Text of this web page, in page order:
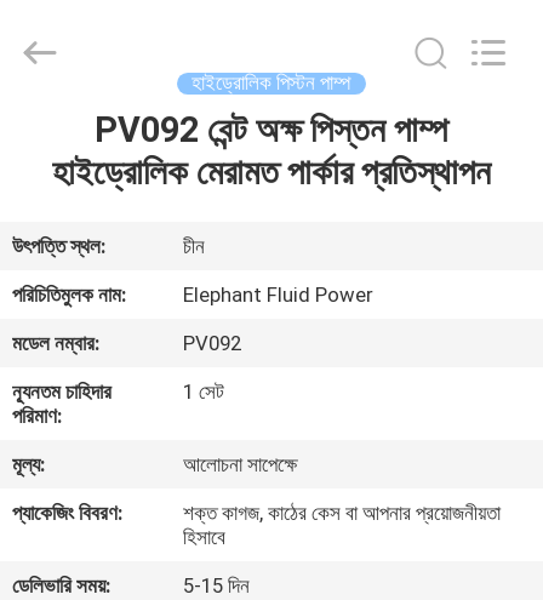
আমাদের
সম্পর্কে
কারখানা
ভ্রমণ
মান
নিয়ন্ত্রণ
Power
Co.,Ltd.
হাইড্রোলিক পিস্টন পাম্প
PV092 বেন্ট অক্ষ পিস্তন পাম্প
হাইড্রোলিক মেরামত পার্কার প্রতিস্থাপন
উৎপত্তি স্থল:
চীন
পরিচিতিমুলক নাম:
Elephant Fluid Power
মডেল নম্বার:
PV092
ন্যূনতম চাহিদার
পরিমাণ:
1 সেট
মূল্য:
আলোচনা সাপেক্ষে
প্যাকেজিং বিবরণ:
শক্ত কাগজ, কাঠের কেস বা আপনার প্রয়োজনীয়তা
হিসাবে
ডেলিভারি সময়:
5-15 দিন